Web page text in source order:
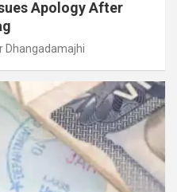
Apology After
Dhangadamajhi